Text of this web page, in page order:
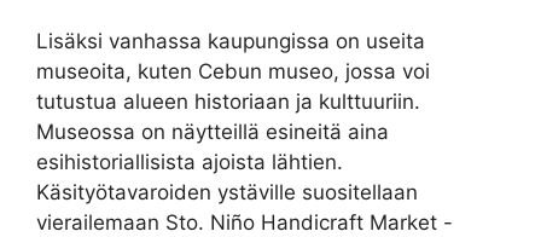
Lisäksi vanhassa kaupungissa on useita
museoita, kuten Cebun museo, jossa voi
tutustua alueen historiaan ja kulttuuriin.
Museossa on näytteillä esineitä aina
esihistoriallisista ajoista lähtien.
Käsityötavaroiden ystäville suositellaan
vierailemaan Sto. Niño Handicraft Market -